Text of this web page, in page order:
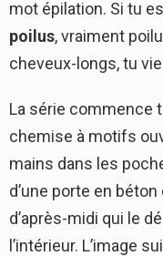
mot épilation. Si tu
poilus, vraiment
cheveux-longs, tu
La série commence
chemise à motifs
mains dans les
d’une porte en
d’après-midi qui le
l’intérieur. L’image